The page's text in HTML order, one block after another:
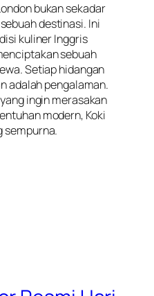
bukan sekadar
destinasi. Ini
kuliner Inggris
sebuah
Setiap hidangan
adalah pengalaman.
ingin merasakan
modern, Koki
sempurna.